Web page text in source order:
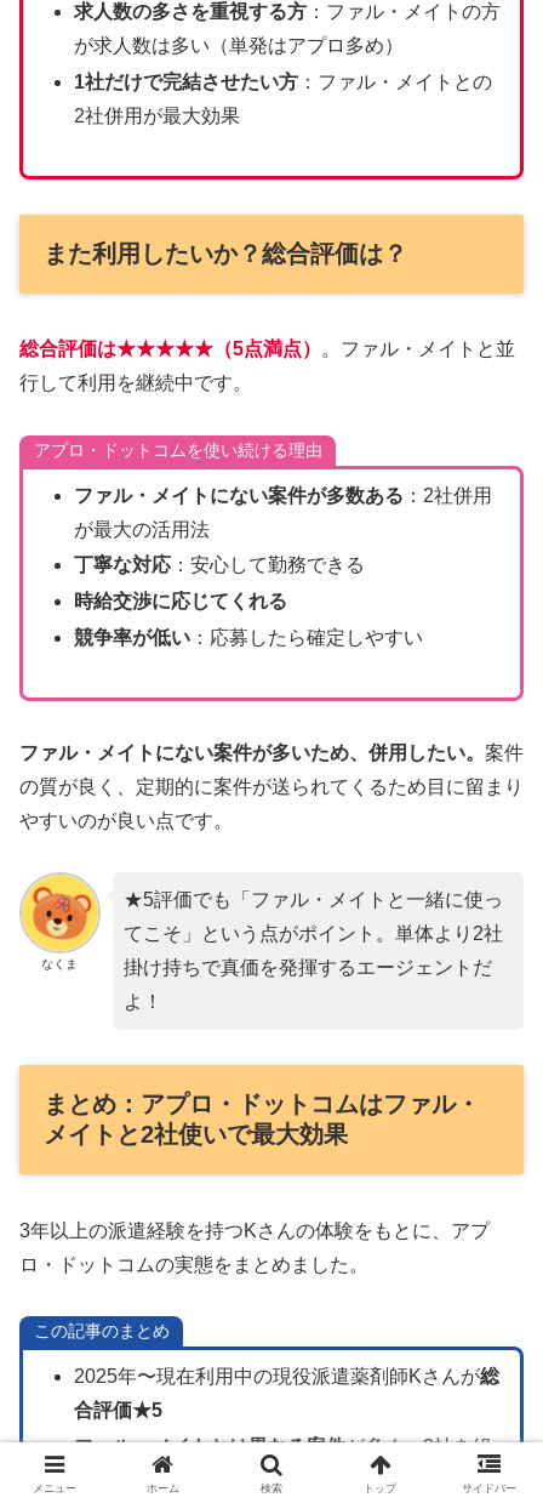
求人数の多さを重視する方：ファル・メイトの方
が求人数は多い（単発はアプロ多め）
1社だけで完結させたい方：ファル・メイトとの
2社併用が最大効果
また利用したいか？総合評価は？
総合評価は★★★★★（5点満点）
。ファル・メイトと並
行して利用を継続中です。
アプロ・ドットコムを使い続ける理由
ファル・メイトにない案件が多数ある ：2社併用
が最大の活用法
丁寧な対応：安心して勤務できる
時給交渉に応じてくれる
競争率が低い：応募したら確定しやすい
ファル・メイトにない案件が多いため、併用したい。 案件
の質が良く、定期的に案件が送られてくるため目に留まり
やすいのが良い点です。
なくま
★5評価でも「ファル・メイトと一緒に使っ
てこそ」という点がポイント。単体より2社
掛け持ちで真価を発揮するエージェントだ
よ！
まとめ：アプロ・ドットコムはファル・
メイトと2社使いで最大効果
3年以上の派遣経験を持つKさんの体験をもとに、アプ
ロ・ドットコムの実態をまとめました。
この記事のまとめ
2025年〜現在利用中の現役派遣薬剤師Kさんが総
合評価★5
ファル・メイトとは異なる案件が多く、2社を組
み合わせることで選択肢が大幅に増える
メニュー ホーム 検索 トップ サイドバー